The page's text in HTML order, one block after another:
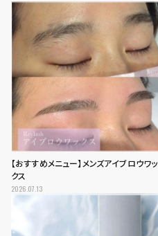
【おすすめメニュー】メンズアイブロウワッ
クス
2026.07.13